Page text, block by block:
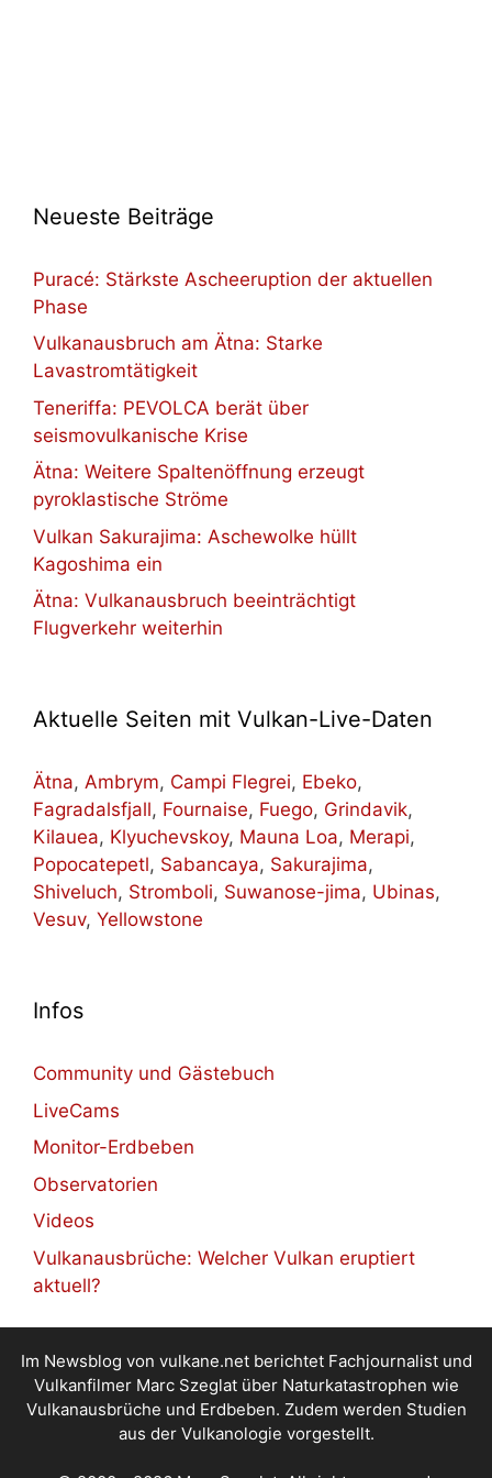
Neueste Beiträge
Puracé: Stärkste Ascheeruption der aktuellen
Phase
Vulkanausbruch am Ätna: Starke
Lavastromtätigkeit
Teneriffa: PEVOLCA berät über
seismovulkanische Krise
Ätna: Weitere Spaltenöffnung erzeugt
pyroklastische Ströme
Vulkan Sakurajima: Aschewolke hüllt
Kagoshima ein
Ätna: Vulkanausbruch beeinträchtigt
Flugverkehr weiterhin
Aktuelle Seiten mit Vulkan-Live-Daten
Ätna, Ambrym, Campi Flegrei, Ebeko,
Fagradalsfjall, Fournaise, Fuego, Grindavik,
Kilauea, Klyuchevskoy, Mauna Loa, Merapi,
Popocatepetl, Sabancaya, Sakurajima,
Shiveluch, Stromboli, Suwanose-jima, Ubinas,
Vesuv, Yellowstone
Infos
Community und Gästebuch
LiveCams
Monitor-Erdbeben
Observatorien
Videos
Vulkanausbrüche: Welcher Vulkan eruptiert
aktuell?
Im Newsblog von vulkane.net berichtet Fachjournalist und
Vulkanfilmer Marc Szeglat über Naturkatastrophen wie
Vulkanausbrüche und Erdbeben. Zudem werden Studien
aus der Vulkanologie vorgestellt.